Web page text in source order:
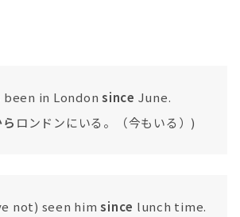
been in London since June.
ロンドンにいる。（今もいる）)
not) seen himsince lunch time.